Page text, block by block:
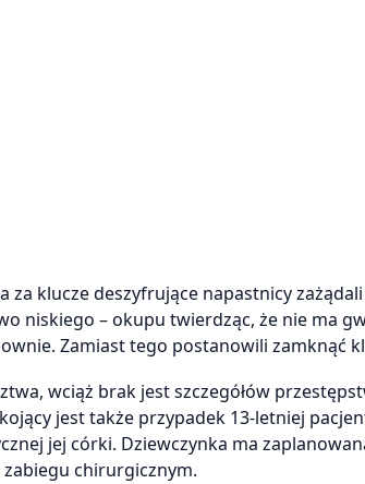
klucze deszyfrujące napastnicy zażądali
niskiego – okupu twierdząc, że nie ma
Zamiast tego postanowili zamknąć
wciąż brak jest szczegółów
jest także przypadek 13-letniej
jej córki. Dziewczynka ma
chirurgicznym.